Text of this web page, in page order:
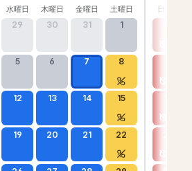
水曜日 木曜日 金曜日 土曜日
29 30 31 1
5 6 7 8
12 13 14 15
19 20 21 22
日曜日